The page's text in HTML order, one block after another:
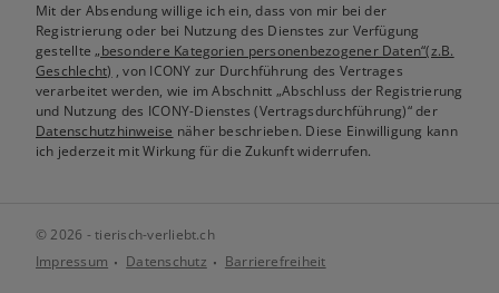
Mit der Absendung willige ich ein, dass von mir bei der
Registrierung oder bei Nutzung des Dienstes zur Verfügung
gestellte„besondere Kategorien personenbezogener Daten“(z.B.
Geschlecht) , von ICONY zur Durchführung des Vertrages
verarbeitet werden, wie im Abschnitt „Abschluss der Registrierung
und Nutzung des ICONY-Dienstes (Vertragsdurchführung)“ der
Datenschutzhinweise näher beschrieben. Diese Einwilligung kann
ich jederzeit mit Wirkung für die Zukunft widerrufen.
© 2026 - tierisch-verliebt.ch
Impressum
Datenschutz Barrierefreiheit